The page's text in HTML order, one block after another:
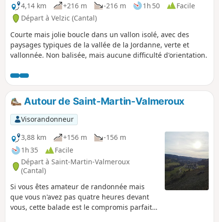
4,14 km
+216 m -216 m 1h 50
Facile
Départ à Velzic (Cantal)
Courte mais jolie boucle dans un vallon isolé, avec des
paysages typiques de la vallée de la Jordanne, verte et
vallonnée. Non balisée, mais aucune difficulté d'orientation.
Autour de Saint-Martin-Valmeroux
Visorandonneur
3,88 km
+156 m
-156 m
1h 35
Facile
Départ à Saint-Martin-Valmeroux
(Cantal)
Si vous êtes amateur de randonnée mais
que vous n'avez pas quatre heures devant
vous, cette balade est le compromis parfait !